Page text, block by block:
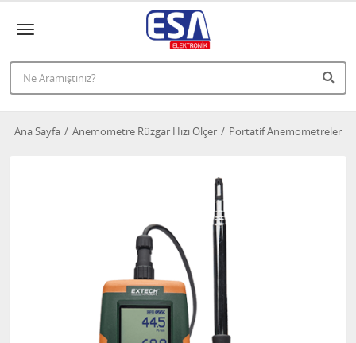
Ana Sayfa Anemometre Rüzgar Hızı Ölçer Portatif Anemometreler